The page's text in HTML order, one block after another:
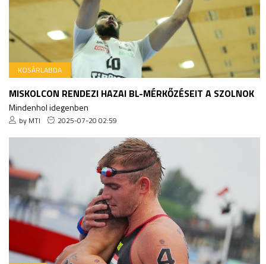
KOSÁRLABDA
MISKOLCON RENDEZI HAZAI BL-MÉRKŐZÉSEIT A SZOLNOK
Mindenhol idegenben
by MTI 2025-07-20 02:59